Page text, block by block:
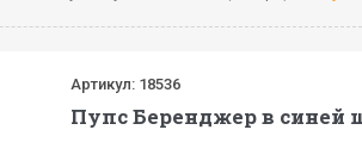
Артикул: 18536
Пупс Беренджер в синей